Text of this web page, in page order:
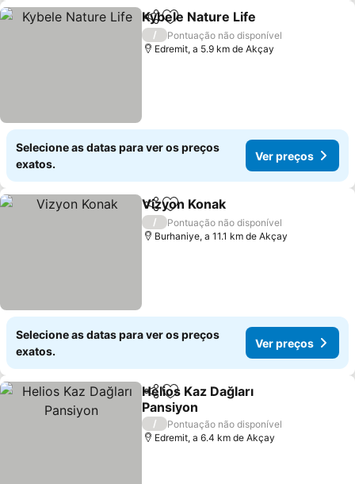
PartilharAdicionar aos favoritos
Kybele Nature Life
/
Pontuação não disponível
Edremit, a 5.9 km de Akçay
Selecione as datas para ver os preços
exatos.
Ver preços
PartilharAdicionar aos favoritos
Vizyon Konak
/
Pontuação não disponível
Burhaniye, a 11.1 km de Akçay
Selecione as datas para ver os preços
exatos.
Ver preços
PartilharAdicionar aos favoritos
Helios Kaz Dağları
Pansiyon
/
Pontuação não disponível
Edremit, a 6.4 km de Akçay